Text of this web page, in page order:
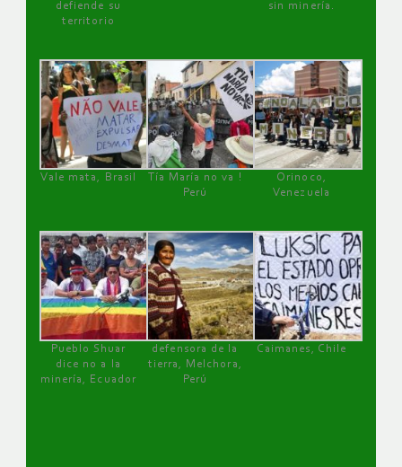
defiende su
territorio
sin minería.
Vale mata, Brasil
Tía María no va !
Perú
Orinoco,
Venezuela
Pueblo Shuar
dice no a la
minería, Ecuador
defensora de la
tierra, Melchora,
Perú
Caimanes, Chile